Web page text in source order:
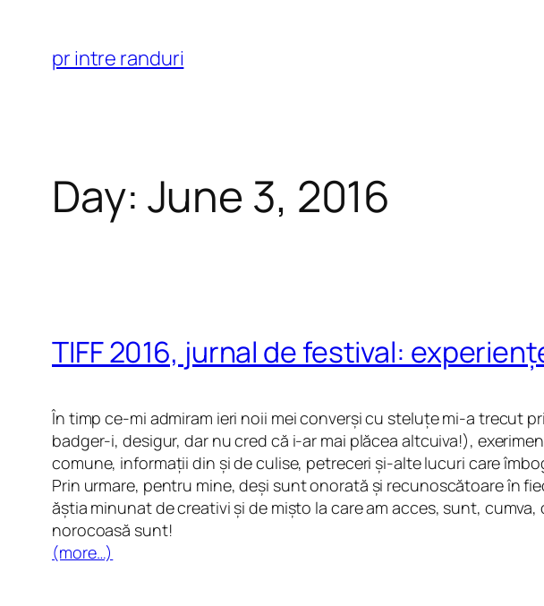
content
pr intre randuri
Day: June 3, 2016
TIFF 2016, jurnal de festival:
În timp ce-mi admiram ieri noii mei converși cu steluțe mi-a trecut
badger-i, desigur, dar nu cred că i-ar mai plăcea altcuiva!),
comune, informații din și de culise, petreceri și-alte lucuri care
Prin urmare, pentru mine, deși sunt onorată și recunoscătoare în
ăștia minunat de creativi și de mișto la care am acces, sunt,
norocoasă sunt!
(more…)